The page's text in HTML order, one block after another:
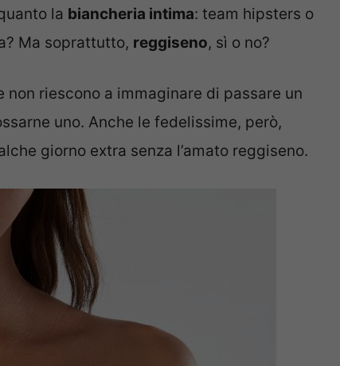
la biancheria intima: team hipsters o
Ma soprattutto, reggiseno, sì o no?
riescono a immaginare di passare un
uno. Anche le fedelissime, però,
giorno extra senza l’amato reggiseno.